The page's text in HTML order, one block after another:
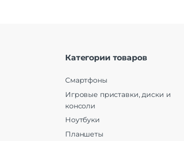
Категории товаров
Смартфоны
Игровые приставки, диски и
консоли
Ноутбуки
Планшеты